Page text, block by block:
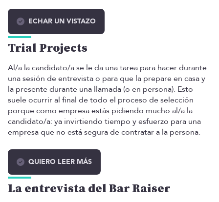
ECHAR UN VISTAZO
Trial Projects
Al/a la candidato/a se le da una tarea para hacer durante
una sesión de entrevista o para que la prepare en casa y
la presente durante una llamada (o en persona). Esto
suele ocurrir al final de todo el proceso de selección
porque como empresa estás pidiendo mucho al/a la
candidato/a: ya invirtiendo tiempo y esfuerzo para una
empresa que no está segura de contratar a la persona.
QUIERO LEER MÁS
La entrevista del Bar Raiser